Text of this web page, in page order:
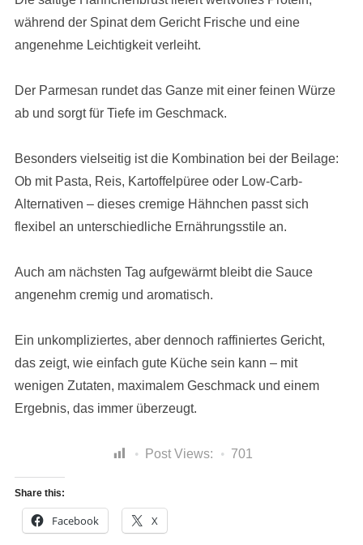
während der Spinat dem Gericht Frische und eine
angenehme Leichtigkeit verleiht.
Der Parmesan rundet das Ganze mit einer feinen Würze
ab und sorgt für Tiefe im Geschmack.
Besonders vielseitig ist die Kombination bei der Beilage:
Ob mit Pasta, Reis, Kartoffelpüree oder Low-Carb-
Alternativen – dieses cremige Hähnchen passt sich
flexibel an unterschiedliche Ernährungsstile an.
Auch am nächsten Tag aufgewärmt bleibt die Sauce
angenehm cremig und aromatisch.
Ein unkompliziertes, aber dennoch raffiniertes Gericht,
das zeigt, wie einfach gute Küche sein kann – mit
wenigen Zutaten, maximalem Geschmack und einem
Ergebnis, das immer überzeugt.
Post Views: 701
Share this:
Facebook X